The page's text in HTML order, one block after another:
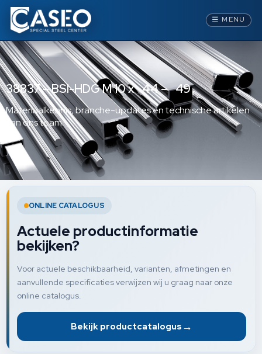
☰ MENU
38837 – BSI-HDG M 10 x 44 – 49
Materiaalkennis, branche-updates en technische artikelen
van ons team.
ONLINE CATALOGUS
Actuele productinformatie
bekijken?
Voor actuele beschikbaarheid, varianten, afmetingen en
aanvullende specificaties verwijzen wij u graag naar onze
online catalogus.
Bekijk productcatalogus →